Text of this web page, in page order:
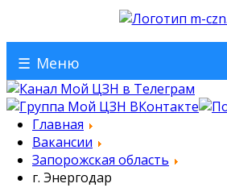
☰ Меню
Главная
Вакансии
Запорожская область
г. Энергодар